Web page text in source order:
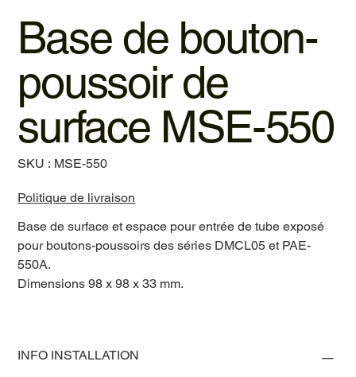
Base de bouton-
poussoir de
surface MSE-550
SKU : SKU
MSE-
MSE-550
Politique de livraison
Base de surface et espace pour entrée de tube exposé
pour boutons-poussoirs des séries DMCL05 et PAE-
550A.
Dimensions 98 x 98 x 33 mm.
INFO INSTALLATION